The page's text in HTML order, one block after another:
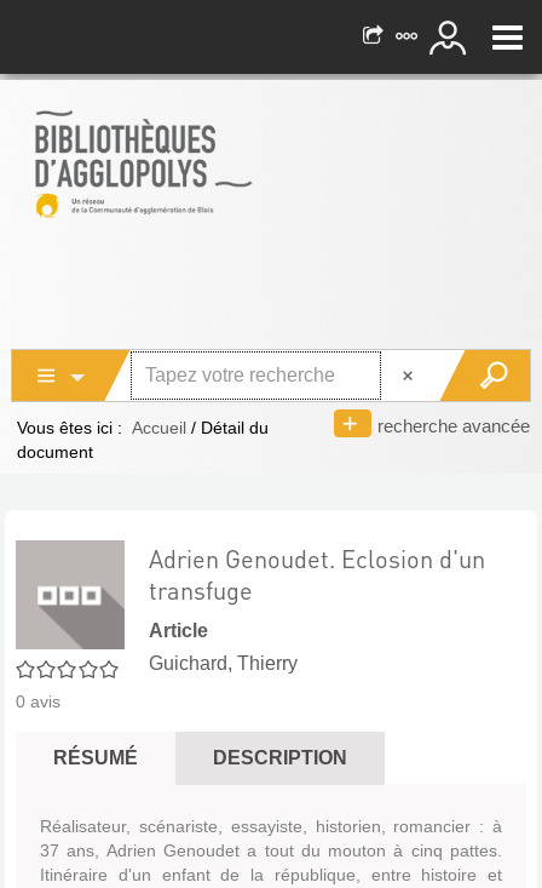
recherche avancée
Vous êtes ici : Accueil / Détail du
document
0/5
0 avis
Adrien Genoudet. Eclosion d'un
transfuge
Article
Guichard, Thierry
RÉSUMÉ DESCRIPTION
Réalisateur, scénariste, essayiste, historien, romancier : à
37 ans, Adrien Genoudet a tout du mouton à cinq pattes.
Itinéraire d'un enfant de la république, entre histoire et